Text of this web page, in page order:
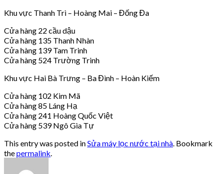
Khu vực Thanh Trì – Hoàng Mai – Đống Đa
Cửa hàng 22 cầu dậu
Cửa hàng 135 Thanh Nhàn
Cửa hàng 139 Tam Trinh
Cửa hàng 524 Trường Trinh
Khu vực Hai Bà Trưng – Ba Đình – Hoàn Kiếm
Cửa hàng 102 Kim Mã
Cửa hàng 85 Láng Hạ
Cửa hàng 241 Hoàng Quốc Việt
Cửa hàng 539 Ngô Gia Tự
This entry was posted inSửa máy lọc nước tại nhà . Bookmark
thepermalink